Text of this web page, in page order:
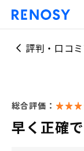
評判・口コ
総合評価：
早く正確